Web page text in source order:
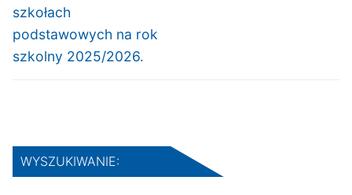
szkołach
podstawowych na rok
szkolny 2025/2026.
WYSZUKIWANIE: